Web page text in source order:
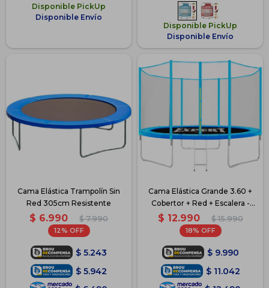
Disponible PickUp
Disponible Envío
Disponible PickUp
Disponible Envío
Cama Elástica Trampolín Sin
Red 305cm Resistente
$ 6.990 $ 7.990
12
$ 5.243
$ 5.942
Cama Elástica Grande 3.60 +
Cobertor + Red + Escalera -
Azul
$ 12.990 $ 15.990
18
$ 9.990
$ 11.042